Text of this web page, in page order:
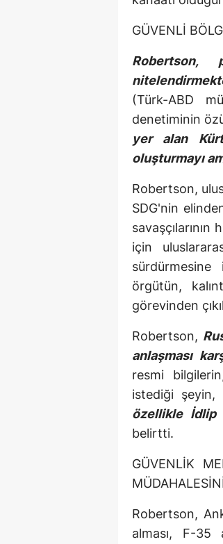
GÜVENLİ
Robertson,
(Türk-ABD
denetiminin
yer alan
oluşturmayı
Robertson,
SDG'nin
için
örgütün,
görevinden
Robertson,
anlaşması
resmi
istediği
özellikle İdlip
belirtti.
GÜVENLİK
Robertson,
alması, F-35